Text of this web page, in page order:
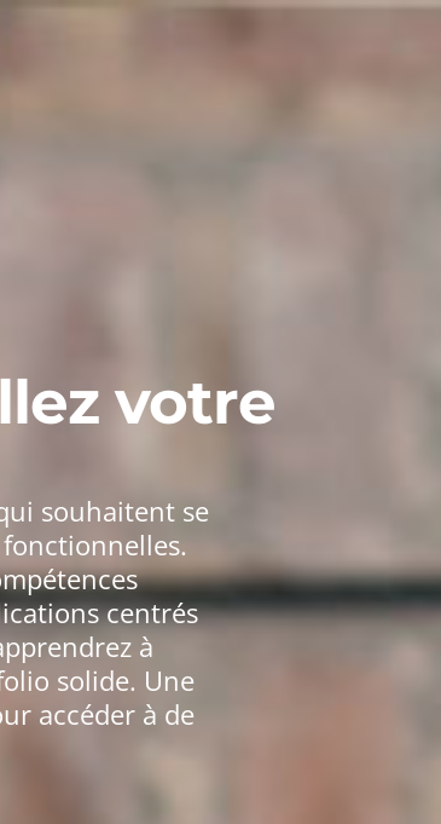
votre
souhaitent se
centrés
à
solide. Une
accéder à de